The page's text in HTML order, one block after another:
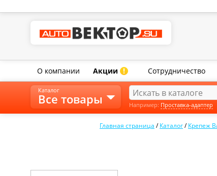
О компании Акции ! Сотрудничество
Главная страница /Каталог/Крепеж
Каталог
Все товары Например: Проставка-адаптер